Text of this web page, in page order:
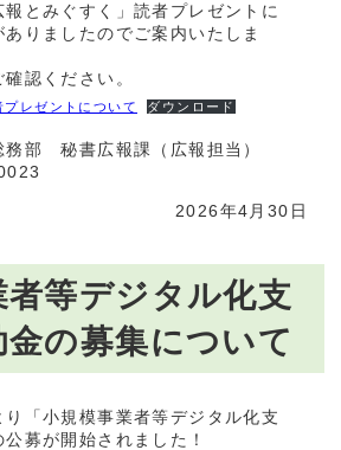
とみぐすく」読者プレゼントに
りましたのでご案内いたしま
認ください。
プレゼントについて ダウンロード
部 秘書広報課（広報担当）
2026年4月30日
者等デジタル化支
の募集について
「小規模事業者等デジタル化支
募が開始されました！